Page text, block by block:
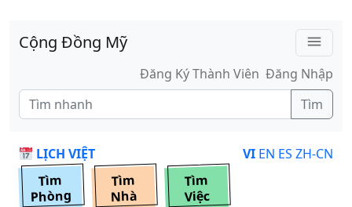
Cộng Đồng Mỹ
menu
Đăng Ký Thành Viên Đăng Nhập
Tìm
LỊCH VIỆT VI EN ES ZH-CN
Tìm
Phòng
Tìm
Nhà
Tìm
Việc